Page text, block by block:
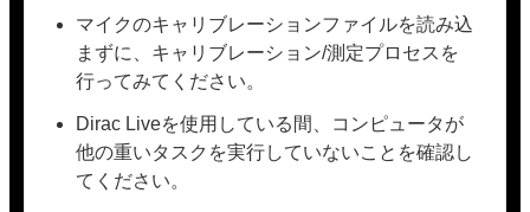
マイクのキャリブレーションファイルを読み込
まずに、キャリブレーション/測定プロセスを
行ってみてください。
Dirac Liveを使用している間、コンピュータが
他の重いタスクを実行していないことを確認し
てください。